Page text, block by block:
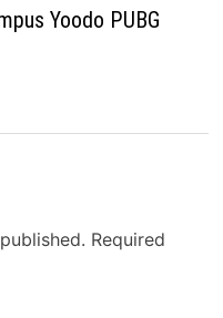
Yoodo PUBG
Required